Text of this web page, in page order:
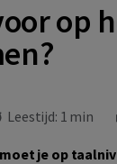
op
Leestijd: 1 min
je op